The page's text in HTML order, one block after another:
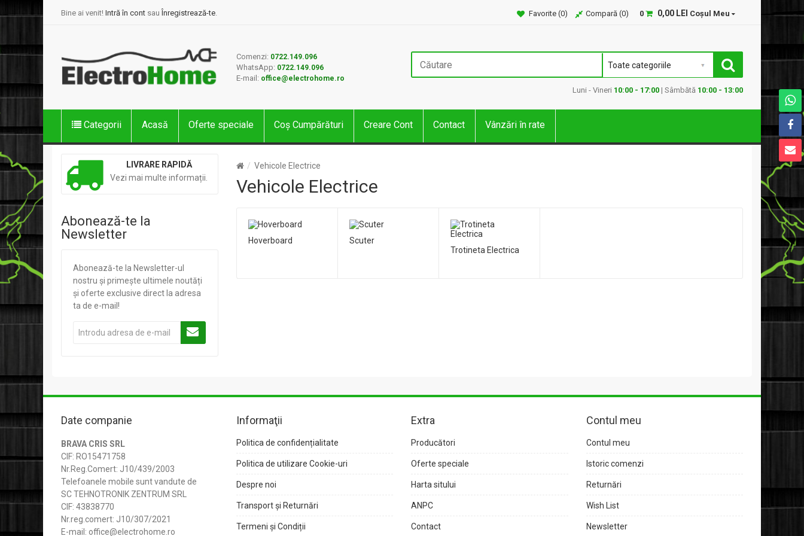
Bine ai venit! Intră în cont sau Înregistrează-te. Favorite (0) Compară (0) 0 0,00 LEI Coșul Meu
Comenzi: 0722.149.096
WhatsApp: 0722.149.096
E-mail: office@electrohome.ro
Luni - Vineri 10:00 - 17:00 | Sâmbătă 10:00 - 13:00
Categorii Acasă Oferte speciale Coș Cumpărături Creare Cont Contact Vânzări în rate
LIVRARE RAPIDĂ
Vezi mai multe informații.
Abonează-te la
Newsletter
Abonează-te la Newsletter-ul
nostru și primește ultimele noutăți
și oferte exclusive direct la adresa
ta de e-mail!
Vehicole Electrice
Vehicole Electrice
Hoverboard
Scuter
Trotineta Electrica
Date companie
BRAVA CRIS SRL
CIF: RO15471758
Nr.Reg.Comert: J10/439/2003
Telefoanele mobile sunt vandute de
SC TEHNOTRONIK ZENTRUM SRL
CIF: 43838770
Nr.reg.comert: J10/307/2021
E-mail: office@electrohome.ro
Informaţii
Politica de confidențialitate
Politica de utilizare Cookie-uri
Despre noi
Transport și Returnări
Termeni și Condiții
Extra
Producători
Oferte speciale
Harta sitului
ANPC
Contact
Contul meu
Contul meu
Istoric comenzi
Returnări
Wish List
Newsletter